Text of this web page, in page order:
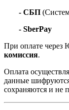
- СБП
- SberPay
При оплате через
комиссия.
Оплата
данные
сохраняются и не